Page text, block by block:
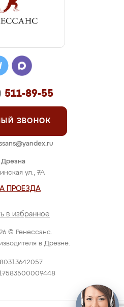
© Ренессанс.
в Дрезне.
Дрезна
ул., 7А
ПРОЕЗДА
в избранное
511-89-55
ЗВОНОК